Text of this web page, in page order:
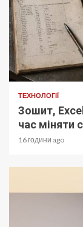
ТЕХНОЛОГІЇ
Зошит,
час міняти
16 години ago